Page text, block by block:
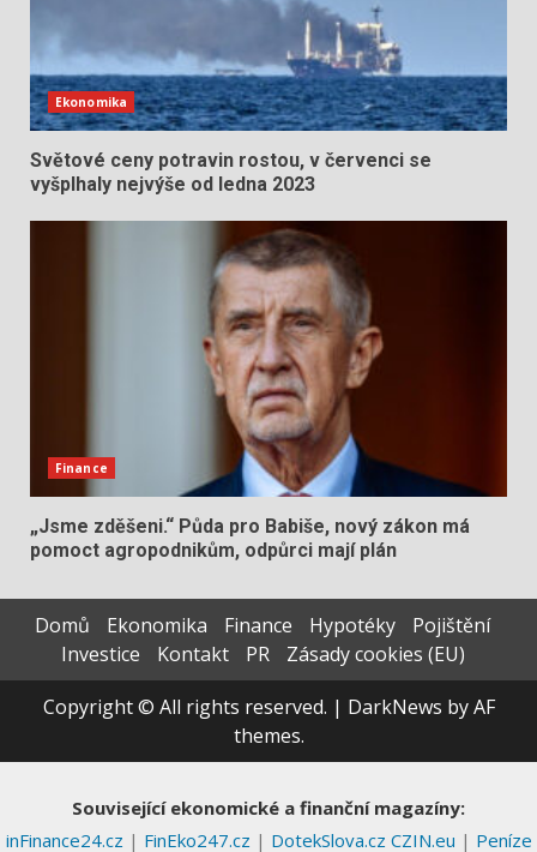
Ekonomika
Světové ceny potravin rostou, v červenci se
vyšplhaly nejvýše od ledna 2023
Finance
„Jsme zděšeni.“ Půda pro Babiše, nový zákon má
pomoct agropodnikům, odpůrci mají plán
Domů Ekonomika Finance Hypotéky
Pojištění
Investice
Kontakt PR
Zásady cookies (EU)
Copyright © All rights reserved. | DarkNews by AF
themes.
Související ekonomické a finanční magazíny:
inFinance24.cz | FinEko247.cz | DotekSlova.cz CZIN.eu | Peníze